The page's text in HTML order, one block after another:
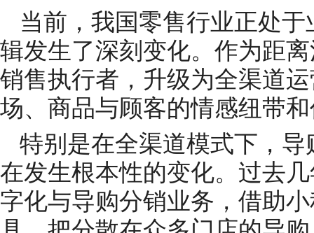
当前，我国零售行业正处
辑发生了深刻变化。作为距
销售执行者，升级为全渠道
场、商品与顾客的情感纽带
特别是在全渠道模式下，
在发生根本性的变化。过去
字化与导购分销业务，借助